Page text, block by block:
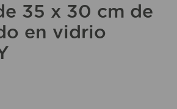
35 x 30 cm de
en vidrio